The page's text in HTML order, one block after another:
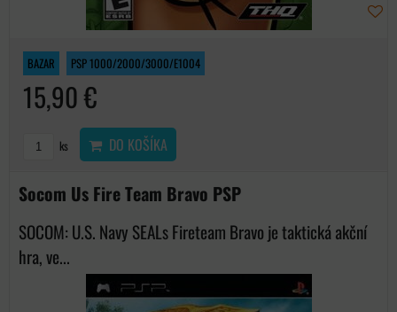
BAZAR PSP 1000/2000/3000/E1004
15,90 €
ks DO KOŠÍKA
Socom Us Fire Team Bravo PSP
SOCOM: U.S. Navy SEALs Fireteam Bravo je taktická akční
hra, ve...